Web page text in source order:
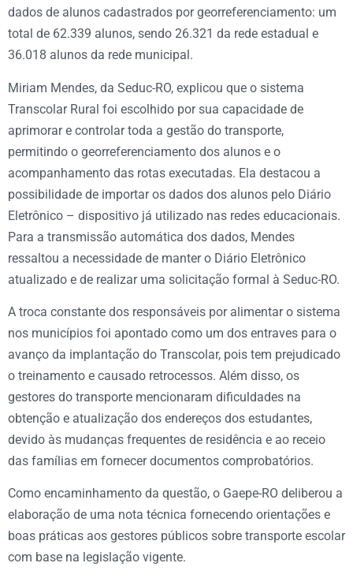
dados de alunos cadastrados por georreferenciamento: um
total de 62.339 alunos, sendo 26.321 da rede estadual e
36.018 alunos da rede municipal.
Miriam Mendes, da Seduc-RO, explicou que o sistema
Transcolar Rural foi escolhido por sua capacidade de
aprimorar e controlar toda a gestão do transporte,
permitindo o georreferenciamento dos alunos e o
acompanhamento das rotas executadas. Ela destacou a
possibilidade de importar os dados dos alunos pelo Diário
Eletrônico – dispositivo já utilizado nas redes educacionais.
Para a transmissão automática dos dados, Mendes
ressaltou a necessidade de manter o Diário Eletrônico
atualizado e de realizar uma solicitação formal à Seduc-RO.
A troca constante dos responsáveis por alimentar o sistema
nos municípios foi apontado como um dos entraves para o
avanço da implantação do Transcolar, pois tem prejudicado
o treinamento e causado retrocessos. Além disso, os
gestores do transporte mencionaram dificuldades na
obtenção e atualização dos endereços dos estudantes,
devido às mudanças frequentes de residência e ao receio
das famílias em fornecer documentos comprobatórios.
Como encaminhamento da questão, o Gaepe-RO deliberou a
elaboração de uma nota técnica fornecendo orientações e
boas práticas aos gestores públicos sobre transporte escolar
com base na legislação vigente.